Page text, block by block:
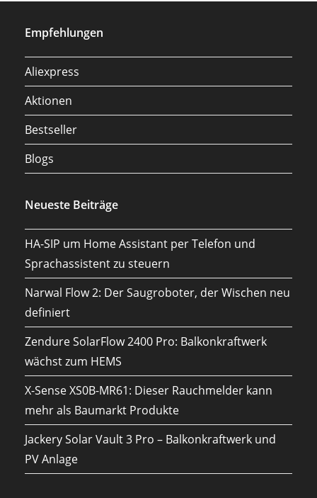
Empfehlungen
Aliexpress
Aktionen
Bestseller
Blogs
Neueste Beiträge
HA-SIP um Home Assistant per Telefon und
Sprachassistent zu steuern
Narwal Flow 2: Der Saugroboter, der Wischen neu
definiert
Zendure SolarFlow 2400 Pro: Balkonkraftwerk
wächst zum HEMS
X-Sense XS0B-MR61: Dieser Rauchmelder kann
mehr als Baumarkt Produkte
Jackery Solar Vault 3 Pro – Balkonkraftwerk und
PV Anlage